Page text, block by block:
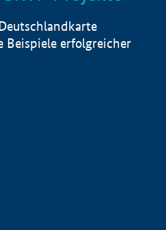
Beispiele erfolgreicher